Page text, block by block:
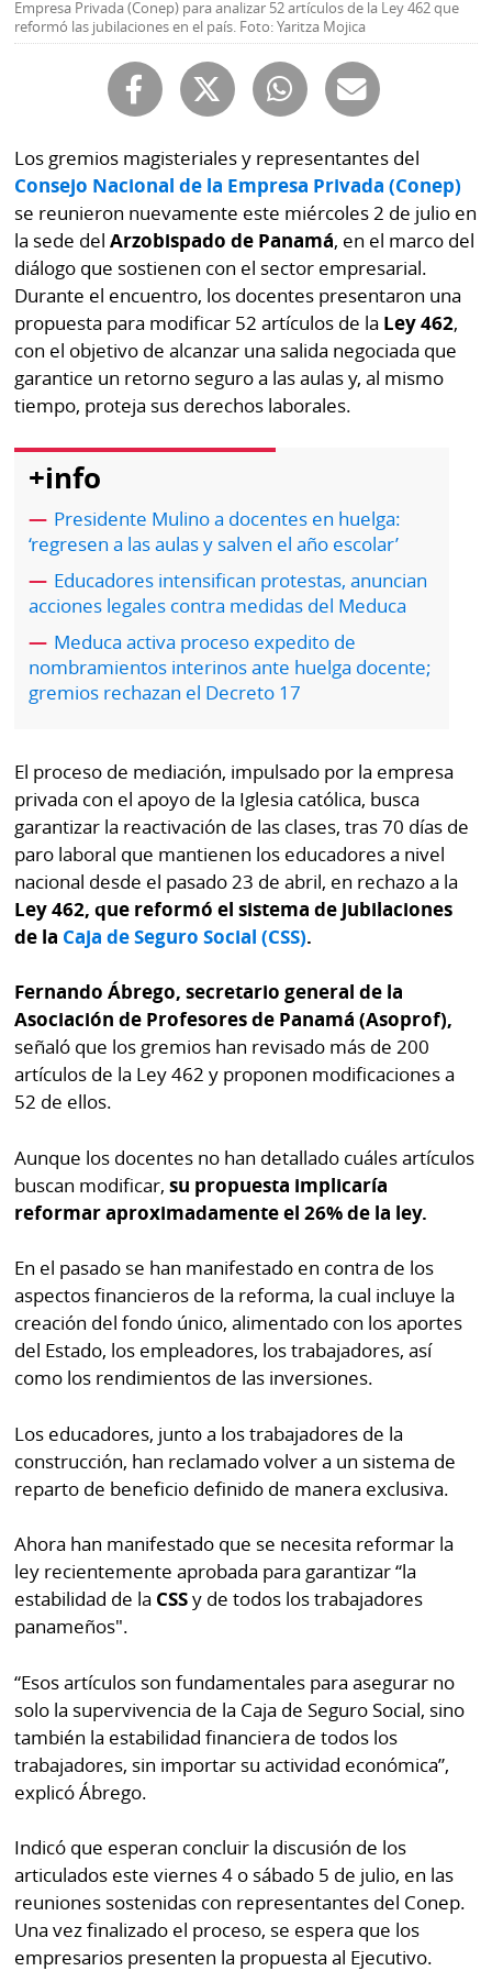
Buscador
Comunicados
Catálogos
Lotería
Kiosko
digital
Luctuosas
RSS
Temas
Notas
al
lector
Buenas
prácticas
OTROS
Metro
por
Metro
Tienda
Panamá
Tus
Tiquetes
Corprensa
Mi
Diario
Ellas
Club
Prensa
Busca
por
Hoy
⌾
Sábado
Picante
La
Repregunta
⌾
Tal
Cual
Sabrina
Sin
Empresa Privada (Conep) para analizar 52 artículos de la Ley 462 que
reformó las jubilaciones en el país. Foto: Yaritza Mojica
Los gremios magisteriales y representantes del
Consejo Nacional de la Empresa Privada (Conep)
se reunieron nuevamente este miércoles 2 de julio en
la sede delArzobispado de Panamá, en el marco del
diálogo que sostienen con el sector empresarial.
Durante el encuentro, los docentes presentaron una
propuesta para modificar 52 artículos de la Ley 462,
con el objetivo de alcanzar una salida negociada que
garantice un retorno seguro a las aulas y, al mismo
tiempo, proteja sus derechos laborales.
+info
Presidente Mulino a docentes en huelga:
‘regresen a las aulas y salven el año escolar’
Educadores intensifican protestas, anuncian
acciones legales contra medidas del Meduca
Meduca activa proceso expedito de
nombramientos interinos ante huelga docente;
gremios rechazan el Decreto 17
El proceso de mediación, impulsado por la empresa
privada con el apoyo de la Iglesia católica, busca
garantizar la reactivación de las clases, tras 70 días de
paro laboral que mantienen los educadores a nivel
nacional desde el pasado 23 de abril, en rechazo a la
Ley 462, que reformó el sistema de jubilaciones
de la Caja de Seguro Social (CSS).
Fernando Ábrego, secretario general de la
Asociación de Profesores de Panamá (Asoprof),
señaló que los gremios han revisado más de 200
artículos de la Ley 462 y proponen modificaciones a
52 de ellos.
Aunque los docentes no han detallado cuáles artículos
buscan modificar,su propuesta implicaría
reformar aproximadamente el 26% de la ley.
En el pasado se han manifestado en contra de los
aspectos financieros de la reforma, la cual incluye la
creación del fondo único, alimentado con los aportes
del Estado, los empleadores, los trabajadores, así
como los rendimientos de las inversiones.
Los educadores, junto a los trabajadores de la
construcción, han reclamado volver a un sistema de
reparto de beneficio definido de manera exclusiva.
Ahora han manifestado que se necesita reformar la
ley recientemente aprobada para garantizar “la
estabilidad de la CSSy de todos los trabajadores
panameños".
“Esos artículos son fundamentales para asegurar no
solo la supervivencia de la Caja de Seguro Social, sino
también la estabilidad financiera de todos los
trabajadores, sin importar su actividad económica”,
explicó Ábrego.
Indicó que esperan concluir la discusión de los
articulados este viernes 4 o sábado 5 de julio, en las
reuniones sostenidas con representantes del Conep.
Una vez finalizado el proceso, se espera que los
empresarios presenten la propuesta al Ejecutivo.